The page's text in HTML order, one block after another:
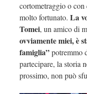
cortometraggio o
molto fortunato. La
Tomei, un amico di
ovviamente miei, è
famiglia”potremmo
partecipare, la storia
prossimo, non può